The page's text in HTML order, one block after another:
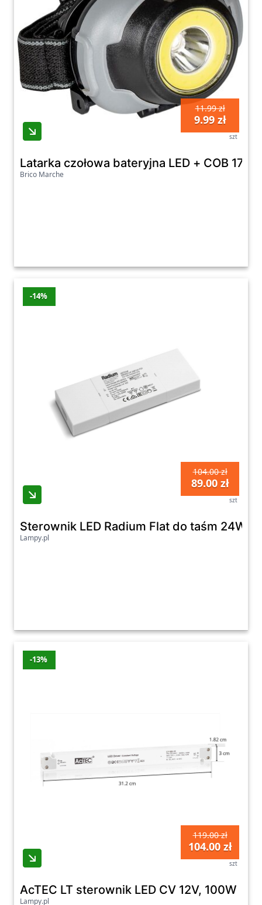
11.99 zł
9.99 zł
szt
Latarka czołowa bateryjna LED + COB 170
Brico Marche
-14%
104.00 zł
89.00 zł
szt
Sterownik LED Radium Flat do taśm 24W/
Lampy.pl
-13%
119.00 zł
104.00 zł
szt
AcTEC LT sterownik LED CV 12V, 100W
Lampy.pl